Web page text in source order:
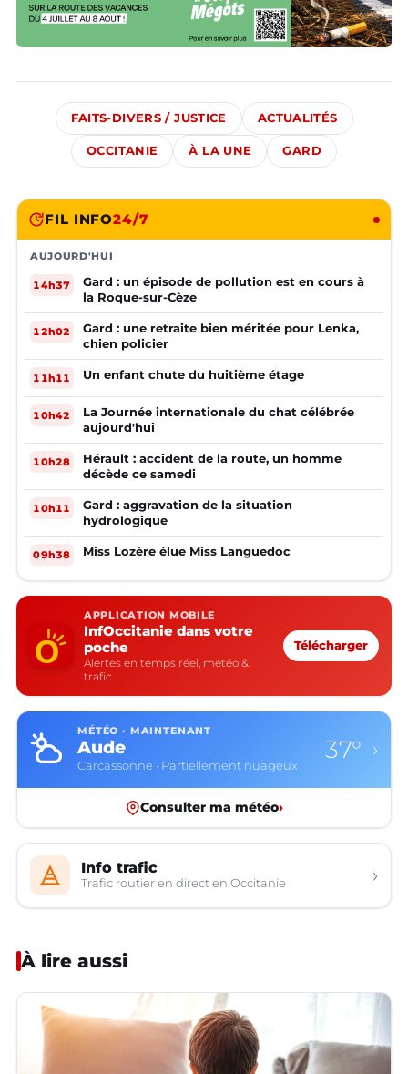
FAITS-DIVERS / JUSTICE ACTUALITÉS
OCCITANIE À LA UNE GARD
FIL INFO24/7
AUJOURD'HUI
14h37
Gard : un épisode de pollution est en cours à
la Roque-sur-Cèze
12h02
Gard : une retraite bien méritée pour Lenka,
chien policier
11h11 Un enfant chute du huitième étage
10h42
La Journée internationale du chat célébrée
aujourd'hui
10h28
Hérault : accident de la route, un homme
décède ce samedi
10h11
Gard : aggravation de la situation
hydrologique
09h38 Miss Lozère élue Miss Languedoc
APPLICATION MOBILE
InfOccitanie dans votre
poche
Alertes en temps réel, météo &
trafic
Télécharger
MÉTÉO · MAINTENANT
Aude
Carcassonne · Partiellement nuageux
37° ›
Consulter ma météo›
Info trafic
Trafic routier en direct en Occitanie ›
À lire aussi